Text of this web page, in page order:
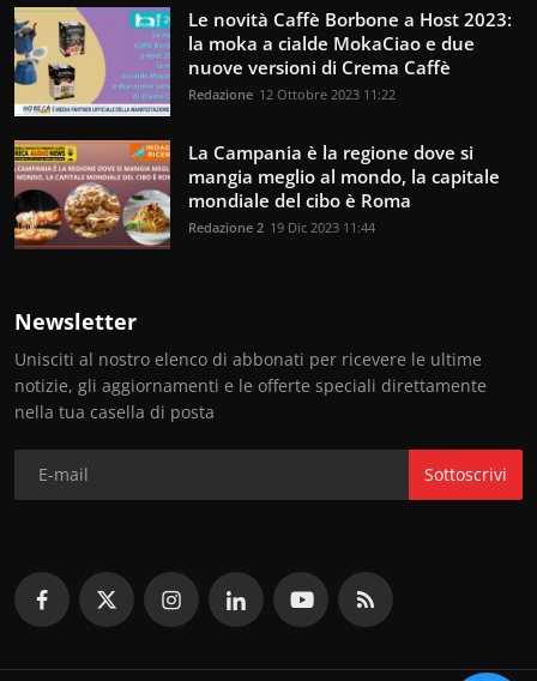
Le novità Caffè Borbone a Host 2023:
la moka a cialde MokaCiao e due
nuove versioni di Crema Caffè
Redazione 12 Ottobre 2023 11:22
La Campania è la regione dove si
mangia meglio al mondo, la capitale
mondiale del cibo è Roma
Redazione 2 19 Dic 2023 11:44
Newsletter
Unisciti al nostro elenco di abbonati per ricevere le ultime
notizie, gli aggiornamenti e le offerte speciali direttamente
nella tua casella di posta
Sottoscrivi